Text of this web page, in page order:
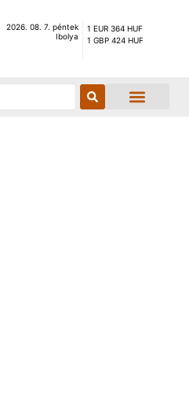
2026. 08. 7. péntek
Ibolya
1 EUR 364 HUF
1 GBP 424 HUF